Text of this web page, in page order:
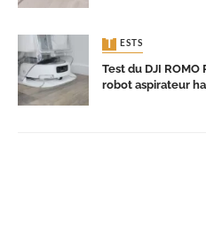
TESTS
Test du DJI
robot aspirateur